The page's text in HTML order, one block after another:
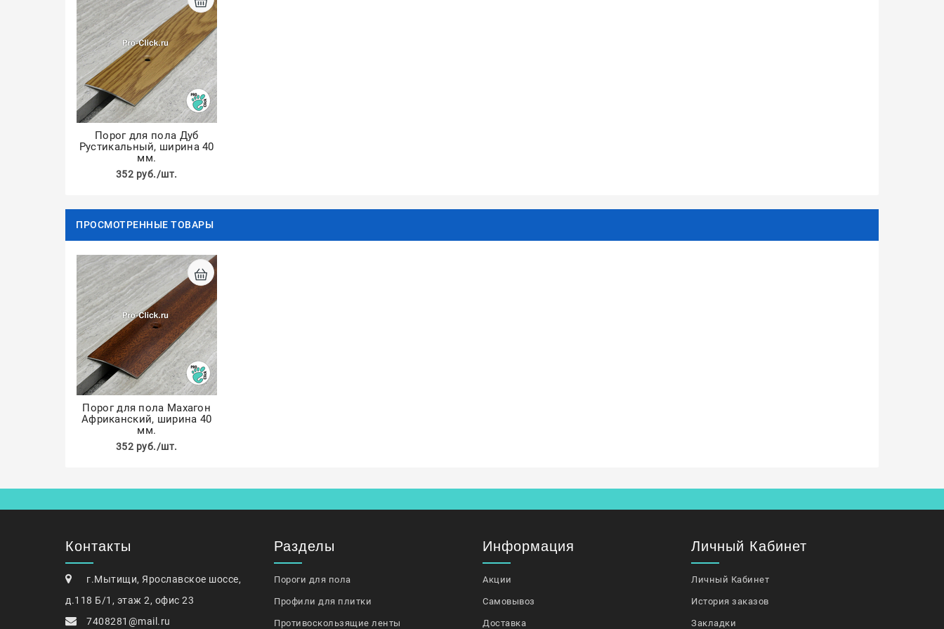
Порог для пола Дуб
Рустикальный, ширина 40
мм.
352 руб./шт.
ПРОСМОТРЕННЫЕ ТОВАРЫ
Порог для пола Махагон
Африканский, ширина 40
мм.
352 руб./шт.
Контакты
г.Мытищи, Ярославское шоссе,
д.118 Б/1, этаж 2, офис 23
7408281@mail.ru
Разделы
Пороги для пола
Профили для плитки
Противоскользящие ленты
Информация
Акции
Самовывоз
Доставка
Личный Кабинет
Личный Кабинет
История заказов
Закладки